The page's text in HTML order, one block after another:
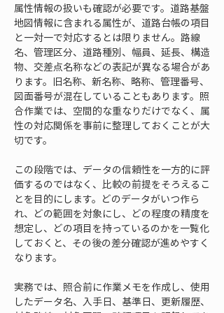
属性情報の扱いも確認が必要です。道路基盤
地図情報に含まれる属性が、道路台帳の項目
と一対一で対応するとは限りません。路線
名、管理区分、道路種別、幅員、延長、構造
物、交差点名称などの表記が異なる場合があ
ります。旧名称、新名称、略称、管理番号、
図面番号が混在していることもあります。照
合作業では、空間的な重なりだけでなく、属
性の対応関係を事前に整理しておくことが大
切です。
この段階では、データの信頼性を一方的に評
価するのではなく、比較の前提をそろえるこ
とを目的にします。どのデータがいつ作ら
れ、どの範囲を対象にし、どの程度の精度を
想定し、どの項目を持っているのかを一覧化
しておくと、その後の差分確認が進めやすく
なります。
実務では、照合前に作業メモを作成し、使用
したデータ名、入手日、基準日、更新履歴、